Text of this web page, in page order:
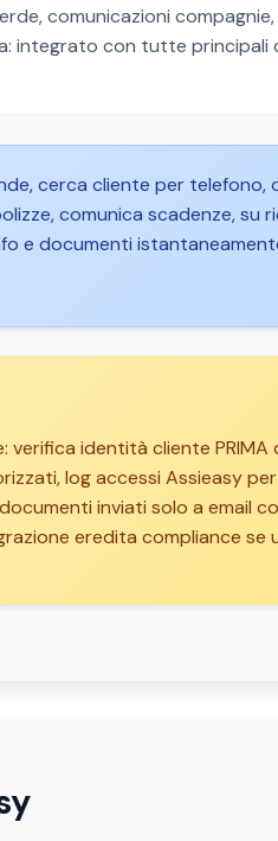
comunicazioni
integrato con tutte principali
cerca cliente per telefono,
comunica scadenze, su
e documenti
identità cliente PRIMA
log accessi Assieasy
inviati solo a email
eredita compliance se